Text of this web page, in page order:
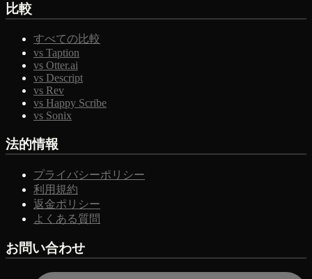
比較
すべての比較
vs Taption
vs Otter.ai
vs Descript
vs Rev
vs Happy Scribe
vs Sonix
法的情報
プライバシーポリシー
利用規約
返金ポリシー
よくある質問
お問い合わせ